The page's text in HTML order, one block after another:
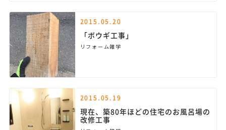
2015.05.20
「ボウギ工事」
リフォーム雑学
2015.05.19
現在、築80年ほどの住宅のお風呂場の
改修工事